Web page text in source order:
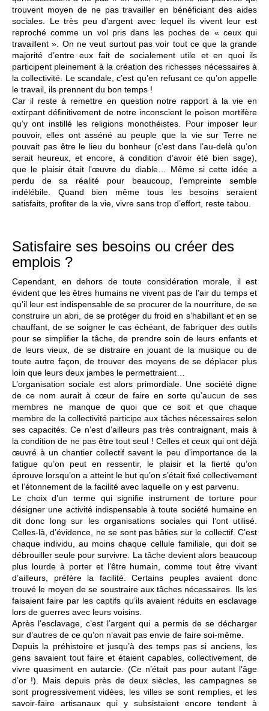
trouvent moyen de ne pas travailler en bénéficiant des aides
sociales. Le très peu d’argent avec lequel ils vivent leur est
reproché comme un vol pris dans les poches de « ceux qui
travaillent ». On ne veut surtout pas voir tout ce que la grande
majorité d’entre eux fait de socialement utile et en quoi ils
participent pleinement à la création des richesses nécessaires à
la collectivité. Le scandale, c’est qu’en refusant ce qu’on appelle
le travail, ils prennent du bon temps !
Car il reste à remettre en question notre rapport à la vie en
extirpant définitivement de notre inconscient le poison mortifère
qu’y ont instillé les religions monothéistes. Pour imposer leur
pouvoir, elles ont asséné au peuple que la vie sur Terre ne
pouvait pas être le lieu du bonheur (c’est dans l’au-delà qu’on
serait heureux, et encore, à condition d’avoir été bien sage),
que le plaisir était l’œuvre du diable… Même si cette idée a
perdu de sa réalité pour beaucoup, l’empreinte semble
indélébile. Quand bien même tous les besoins seraient
satisfaits, profiter de la vie, vivre sans trop d’effort, reste tabou.
Satisfaire ses besoins ou créer des
emplois ?
Cependant, en dehors de toute considération morale, il est
évident que les êtres humains ne vivent pas de l’air du temps et
qu’il leur est indispensable de se procurer de la nourriture, de se
construire un abri, de se protéger du froid en s’habillant et en se
chauffant, de se soigner le cas échéant, de fabriquer des outils
pour se simplifier la tâche, de prendre soin de leurs enfants et
de leurs vieux, de se distraire en jouant de la musique ou de
toute autre façon, de trouver des moyens de se déplacer plus
loin que leurs deux jambes le permettraient…
L’organisation sociale est alors primordiale. Une société digne
de ce nom aurait à cœur de faire en sorte qu’aucun de ses
membres ne manque de quoi que ce soit et que chaque
membre de la collectivité participe aux tâches nécessaires selon
ses capacités. Ce n’est d’ailleurs pas très contraignant, mais à
la condition de ne pas être tout seul ! Celles et ceux qui ont déjà
œuvré à un chantier collectif savent le peu d’importance de la
fatigue qu’on peut en ressentir, le plaisir et la fierté qu’on
éprouve lorsqu’on a atteint le but qu’on s’était fixé collectivement
et l’étonnement de la facilité avec laquelle on y est parvenu.
Le choix d’un terme qui signifie instrument de torture pour
désigner une activité indispensable à toute société humaine en
dit donc long sur les organisations sociales qui l’ont utilisé.
Celles-là, d’évidence, ne se sont pas bâties sur le collectif. C’est
chaque individu, au moins chaque cellule familiale, qui doit se
débrouiller seule pour survivre. La tâche devient alors beaucoup
plus lourde à porter et l’être humain, comme tout être vivant
d’ailleurs, préfère la facilité. Certains peuples avaient donc
trouvé le moyen de se soustraire aux tâches nécessaires. Ils les
faisaient faire par les captifs qu’ils avaient réduits en esclavage
lors de guerres avec leurs voisins.
Après l’esclavage, c’est l’argent qui a permis de se décharger
sur d’autres de ce qu’on n’avait pas envie de faire soi-même.
Depuis la préhistoire et jusqu’à des temps pas si anciens, les
gens savaient tout faire et étaient capables, collectivement, de
vivre quasiment en autarcie. (Ce n’était pas pour autant l’âge
d’or !). Mais depuis près de deux siècles, les campagnes se
sont progressivement vidées, les villes se sont remplies, et les
savoir-faire artisanaux qui y subsistaient encore tendent à